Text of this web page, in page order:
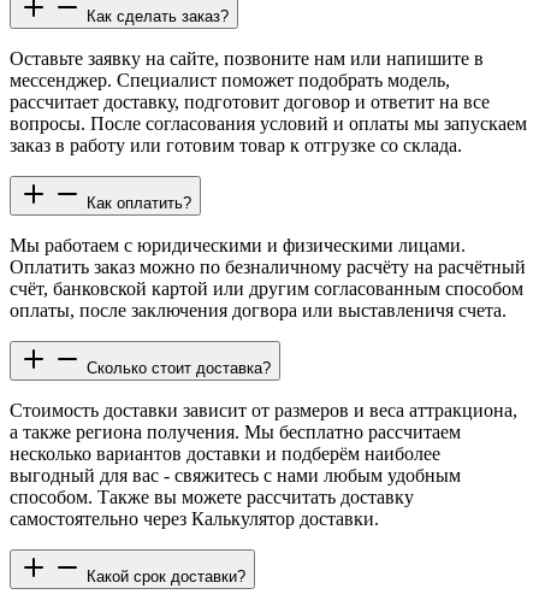
Как сделать заказ?
Оставьте заявку на сайте, позвоните нам или напишите в
мессенджер. Специалист поможет подобрать модель,
рассчитает доставку, подготовит договор и ответит на все
вопросы. После согласования условий и оплаты мы запускаем
заказ в работу или готовим товар к отгрузке со склада.
Как оплатить?
Мы работаем с юридическими и физическими лицами.
Оплатить заказ можно по безналичному расчёту на расчётный
счёт, банковской картой или другим согласованным способом
оплаты, после заключения догвора или выставленичя счета.
Сколько стоит доставка?
Стоимость доставки зависит от размеров и веса аттракциона,
а также региона получения. Мы бесплатно рассчитаем
несколько вариантов доставки и подберём наиболее
выгодный для вас - свяжитесь с нами любым удобным
способом. Также вы можете рассчитать доставку
самостоятельно через Калькулятор доставки.
Какой срок доставки?